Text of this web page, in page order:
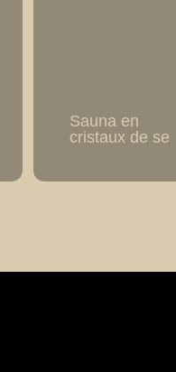
Sauna en
cristaux de se